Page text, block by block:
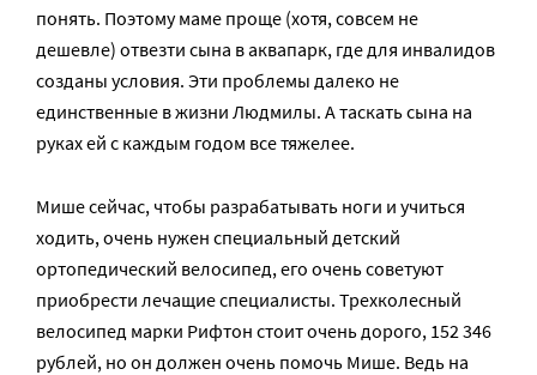
понять. Поэтому маме проще (хотя, совсем не
дешевле) отвезти сына в аквапарк, где для инвалидов
созданы условия. Эти проблемы далеко не
единственные в жизни Людмилы. А таскать сына на
руках ей с каждым годом все тяжелее.
Мише сейчас, чтобы разрабатывать ноги и учиться
ходить, очень нужен специальный детский
ортопедический велосипед, его очень советуют
приобрести лечащие специалисты. Трехколесный
велосипед марки Рифтон стоит очень дорого, 152 346
рублей, но он должен очень помочь Мише. Ведь на